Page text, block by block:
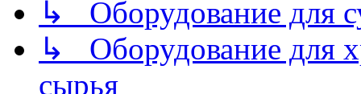
↳ Оборудование для
↳ Оборудование для
сырья